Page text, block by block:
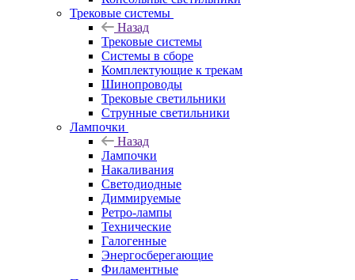
Трековые системы
Назад
Трековые системы
Системы в сборе
Комплектующие к трекам
Шинопроводы
Трековые светильники
Струнные светильники
Лампочки
Назад
Лампочки
Накаливания
Светодиодные
Диммируемые
Ретро-лампы
Технические
Галогенные
Энергосберегающие
Филаментные